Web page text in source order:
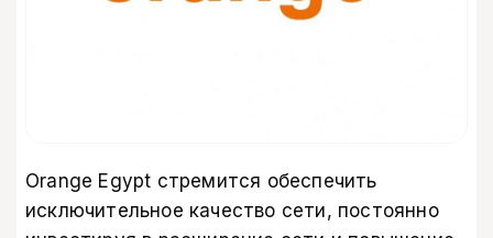
Orange Egypt стремится обеспечить
исключительное качество сети, постоянно